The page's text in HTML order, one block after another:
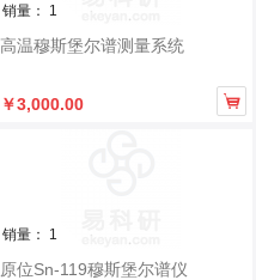
销量： 1
高温穆斯堡尔谱测量系统
￥3,000.00 
销量： 1
原位Sn-119穆斯堡尔谱仪